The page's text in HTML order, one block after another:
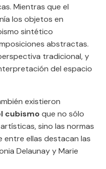
Mientras que el
los objetos en
sintético
abstractas.
tradicional, y
del espacio
existieron
cubismoque no sólo
sino las normas
entre ellas destacan las
Delaunay y Marie